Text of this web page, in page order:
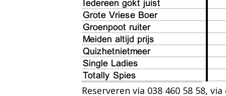
Reserveren via 038 460 58 58,